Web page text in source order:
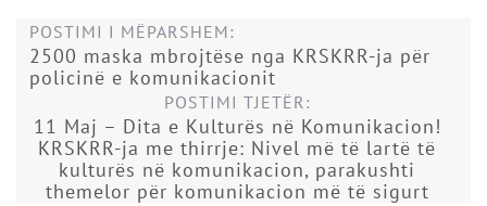
POSTIMI I MËPARSHEM:
2500 maska mbrojtëse nga KRSKRR-ja për
policinë e komunikacionit
POSTIMI TJETËR:
11 Maj – Dita e Kulturës në Komunikacion!
KRSKRR-ja me thirrje: Nivel më të lartë të
kulturës në komunikacion, parakushti
themelor për komunikacion më të sigurt